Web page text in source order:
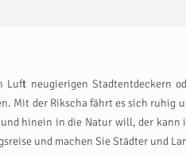
neugierigen Stadtentdeckern
Mit der Rikscha fährt es sich ruhig
hinein in die Natur will, der kann
und machen Sie Städter und